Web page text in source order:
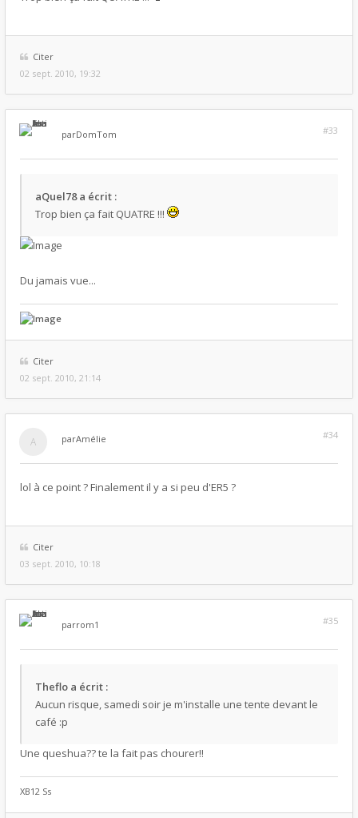
Citer
02 sept. 2010, 19:32
#33
parDomTom
aQuel78 a écrit :
Trop bien ça fait QUATRE !!!
Du jamais vue...
Citer
02 sept. 2010, 21:14
#34
parAmélie
lol à ce point ? Finalement il y a si peu d'ER5 ?
Citer
03 sept. 2010, 10:18
#35
parrom1
Theflo a écrit :
Aucun risque, samedi soir je m'installe une tente devant le
café :p
Une queshua?? te la fait pas chourer!!
XB12 Ss